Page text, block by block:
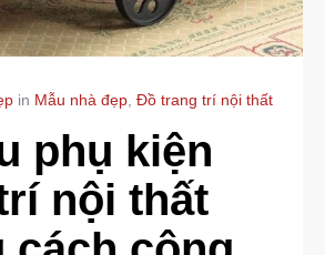
in Mẫu nhà đẹp Đồ trang trí nội thất
phụ kiện
nội thất